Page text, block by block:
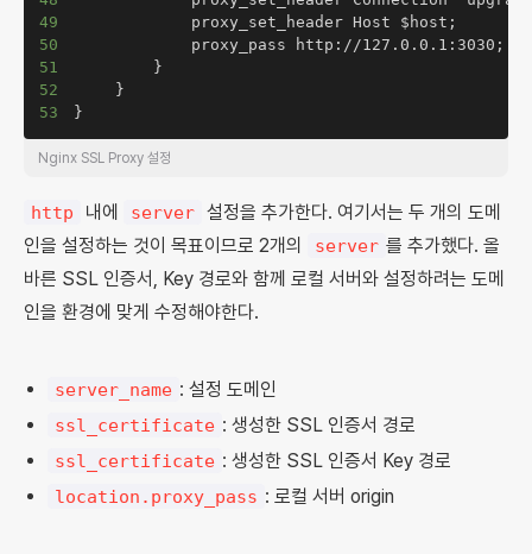
49
50
51
52
53
}
Nginx SSL Proxy 설정
http 내에 server 설정을 추가한다. 여기서는 두 개의 도메
인을 설정하는 것이 목표이므로 2개의
server 를 추가했다. 올
바른 SSL 인증서, Key 경로와 함께 로컬 서버와 설정하려는 도메
인을 환경에 맞게 수정해야한다.
server_name : 설정 도메인
ssl_certificate : 생성한 SSL 인증서 경로
ssl_certificate : 생성한 SSL 인증서 Key 경로
location.proxy_pass : 로컬 서버 origin